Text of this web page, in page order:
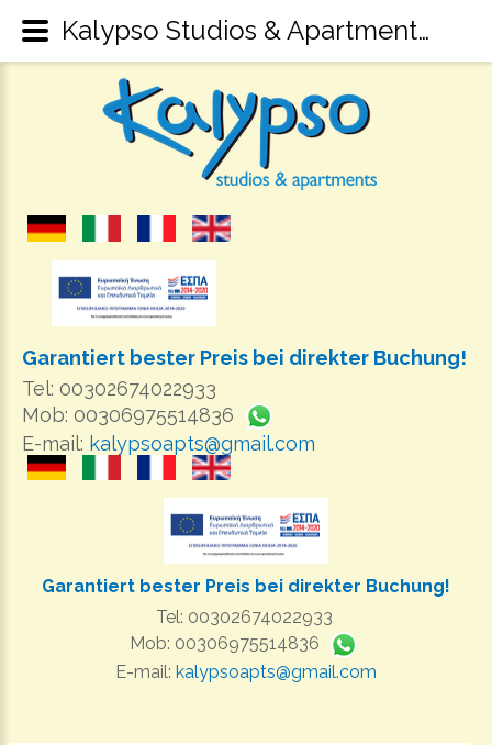
Garantiert bester Preis bei direkter Buchung!
Tel: 00302674022933
Mob: 00306975514836
E-mail: kalypsoapts@gmail.com
Garantiert bester Preis bei direkter Buchung!
Tel: 00302674022933
Mob: 00306975514836
E-mail: kalypsoapts@gmail.com
Kalypso Studios & Apartments Kefalonia - Ferienwohnungen und Ferienhäuser in Sami Kefalonia